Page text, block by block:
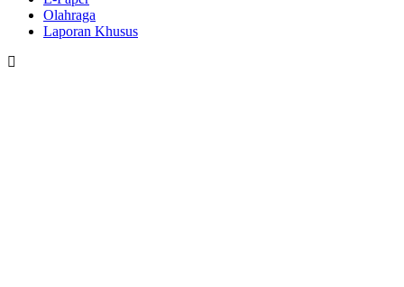
Olahraga
Laporan Khusus